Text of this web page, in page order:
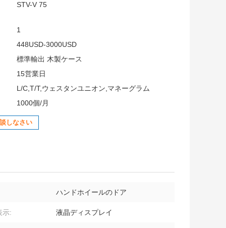
STV-V 75
1
448USD-3000USD
標準輸出 木製ケース
15営業日
L/C,T/T,ウェスタンユニオン,マネーグラム
1000個/月
しなさい
ハンドホイールのドア
示: 液晶ディスプレイ